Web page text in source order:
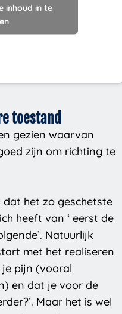
toestand
gezien waarvan
zijn om richting te
het zo geschetste
heeft van ‘ eerst de
Natuurlijk
met het realiseren
pijn (vooral
en dat je voor de
Maar het is wel
inhoud in te